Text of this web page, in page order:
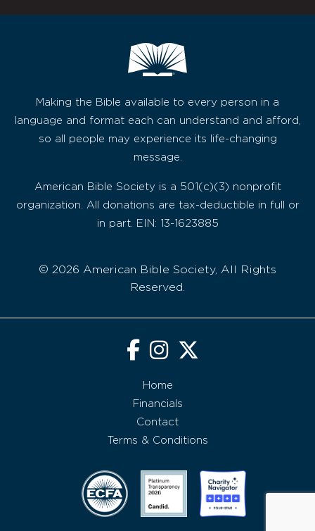
Making the Bible available to every person in a
language and format each can understand and afford,
so all people may experience its life-changing
message.
American Bible Society is a 501(c)(3) nonprofit
organization. All donations are tax-deductible in full or
in part. EIN: 13-1623885
© 2026 American Bible Society, All Rights
Reserved.
Home
Financials
Contact
Terms & Conditions